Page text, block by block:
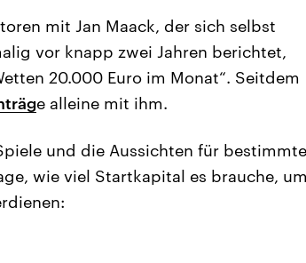
mit Jan Maack, der sich selbst
vor knapp zwei Jahren berichtet,
20.000 Euro im Monat“. Seitdem
e alleine mit ihm.
und die Aussichten für bestimmte
wie viel Startkapital es brauche, um